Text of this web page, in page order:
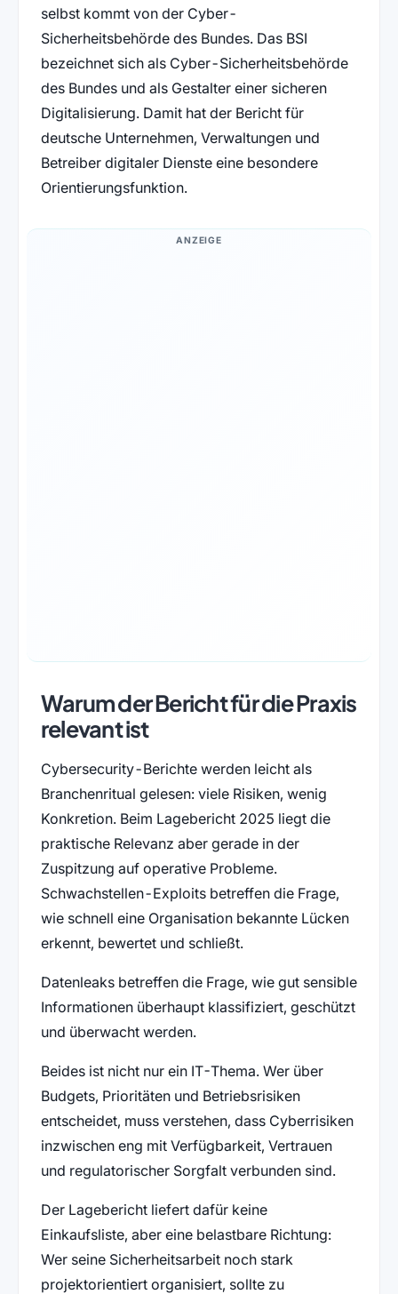
selbst kommt von der Cyber-
Sicherheitsbehörde des Bundes. Das BSI
bezeichnet sich als Cyber-Sicherheitsbehörde
des Bundes und als Gestalter einer sicheren
Digitalisierung. Damit hat der Bericht für
deutsche Unternehmen, Verwaltungen und
Betreiber digitaler Dienste eine besondere
Orientierungsfunktion.
ANZEIGE
Warum der Bericht für die Praxis
relevant ist
Cybersecurity-Berichte werden leicht als
Branchenritual gelesen: viele Risiken, wenig
Konkretion. Beim Lagebericht 2025 liegt die
praktische Relevanz aber gerade in der
Zuspitzung auf operative Probleme.
Schwachstellen-Exploits betreffen die Frage,
wie schnell eine Organisation bekannte Lücken
erkennt, bewertet und schließt.
Datenleaks betreffen die Frage, wie gut sensible
Informationen überhaupt klassifiziert, geschützt
und überwacht werden.
Beides ist nicht nur ein IT-Thema. Wer über
Budgets, Prioritäten und Betriebsrisiken
entscheidet, muss verstehen, dass Cyberrisiken
inzwischen eng mit Verfügbarkeit, Vertrauen
und regulatorischer Sorgfalt verbunden sind.
Der Lagebericht liefert dafür keine
Einkaufsliste, aber eine belastbare Richtung:
Wer seine Sicherheitsarbeit noch stark
projektorientiert organisiert, sollte zu